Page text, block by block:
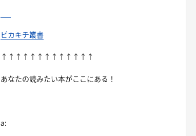
ピカキチ叢書
↑↑↑↑↑↑↑↑↑↑↑↑↑
あなたの読みたい本がここにある！
a: